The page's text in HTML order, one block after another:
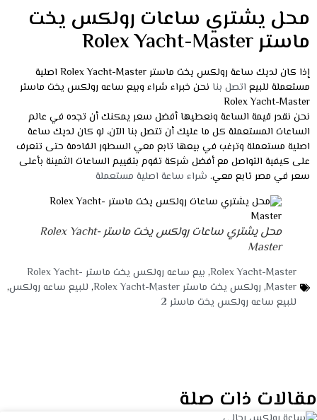
محل يشتري ساعات رولكس يخت
ماستر Rolex Yacht-Master
إذا كان لديك ساعة رولكس يخت ماستر Rolex Yacht-Master اصلية
مستعملة للبيع اتصل بنا نحن خبراء شراء وبيع ساعه رولكس يخت ماستر
Rolex Yacht-Master
نحن نقدر قيمة الساعة ونعطيها أفضل سعر يمكنك أن تجده في عالم
الساعات المستعملة كل ما عليك أن تتصل بنا الآن، لو كان لديك ساعة
اصلية مستعملة وترغب في بيعها تابع معي السطور القادمة حتى تتعرف
على كيفية التواصل مع أفضل شركة تقوم بتقييم الساعات الثمينة بأعلى
سعر في مصر تابع معي. شراء ساعة اصلية مستعملة
محل يشتري ساعات رولكس يخت ماستر Rolex Yacht-
Master
Rolex Yacht-Master
,
بيع ساعه رولكس يخت ماستر Rolex Yacht-
Master
, رولكس يخت ماستر Rolex Yacht-Master , للبيع ساعه رولكس,
للبيع ساعه رولكس يخت ماستر 2
مقالات ذات صلة